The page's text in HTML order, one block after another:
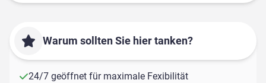
Warum sollten Sie hier tanken?
24/7 geöffnet für maximale Fexibilität